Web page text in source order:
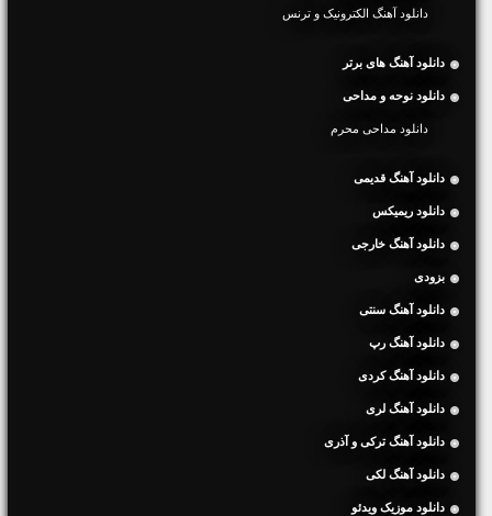
دانلود آهنگ الکترونیک و ترنس
دانلود آهنگ های برتر
دانلود نوحه و مداحی
دانلود مداحی محرم
دانلود آهنگ قدیمی
دانلود ریمیکس
دانلود آهنگ خارجی
بزودی
دانلود آهنگ سنتی
دانلود آهنگ رپ
دانلود آهنگ کردی
دانلود آهنگ لری
دانلود آهنگ ترکی و آذری
دانلود آهنگ لکی
دانلود موزیک ویدئو